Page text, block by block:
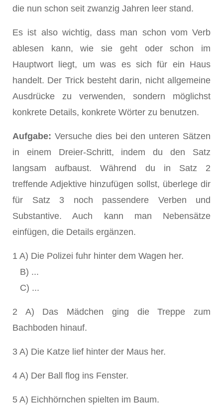
die nun schon seit zwanzig Jahren leer stand.
Es ist also wichtig, dass man schon vom Verb
ablesen kann, wie sie geht oder schon im
Hauptwort liegt, um was es sich für ein Haus
handelt. Der Trick besteht darin, nicht allgemeine
Ausdrücke zu verwenden, sondern möglichst
konkrete Details, konkrete Wörter zu benutzen.
Aufgabe: Versuche dies bei den unteren Sätzen
in einem Dreier-Schritt, indem du den Satz
langsam aufbaust. Während du in Satz 2
treffende Adjektive hinzufügen sollst, überlege dir
für Satz 3 noch passendere Verben und
Substantive. Auch kann man Nebensätze
einfügen, die Details ergänzen.
1 A) Die Polizei fuhr hinter dem Wagen her.
B) ...
C) ...
2 A) Das Mädchen ging die Treppe zum
Bachboden hinauf.
3 A) Die Katze lief hinter der Maus her.
4 A) Der Ball flog ins Fenster.
5 A) Eichhörnchen spielten im Baum.